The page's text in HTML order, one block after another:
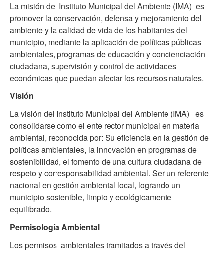
La misión del Instituto Municipal del Ambiente (IMA) es
promover la conservación, defensa y mejoramiento del
ambiente y la calidad de vida de los habitantes del
municipio, mediante la aplicación de políticas públicas
ambientales, programas de educación y concienciación
ciudadana, supervisión y control de actividades
económicas que puedan afectar los recursos naturales.
Visión
La visión del Instituto Municipal del Ambiente (IMA) es
consolidarse como el ente rector municipal en materia
ambiental, reconocida por: Su eficiencia en la gestión de
políticas ambientales, la innovación en programas de
sostenibilidad, el fomento de una cultura ciudadana de
respeto y corresponsabilidad ambiental. Ser un referente
nacional en gestión ambiental local, logrando un
municipio sostenible, limpio y ecológicamente
equilibrado.
Permisología Ambiental
Los permisos ambientales tramitados a través del